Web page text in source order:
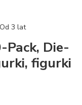
Od 3 lat
Pack, Die-
figurki